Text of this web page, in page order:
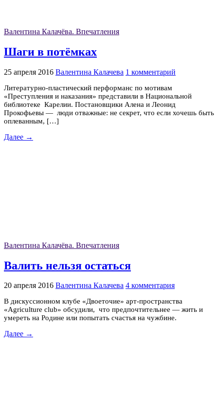
Валентина Калачёва. Впечатления
Шаги в потёмках
25 апреля 2016 Валентина Калачева 1 комментарий
Литературно-пластический перформанс по мотивам
«Преступления и наказания» представили в Национальной
библиотеке Карелии. Постановщики Алена и Леонид
Прокофьевы — люди отважные: не секрет, что если хочешь быть
оплеванным, […]
Далее →
Валентина Калачёва. Впечатления
Валить нельзя остаться
20 апреля 2016 Валентина Калачева 4 комментария
В дискуссионном клубе «Двоеточие» арт-пространства
«Agriculture club» обсудили, что предпочтительнее — жить и
умереть на Родине или попытать счастья на чужбине.
Далее →